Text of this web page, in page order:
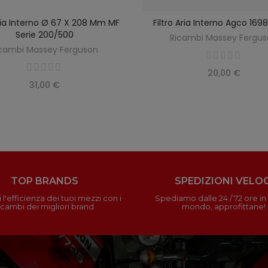
SCOPRIRE
Interno Ø 67 X 208 Mm MF
Serie 200/500
Massey Ferguson
31,00 €
AGGIUNGI AL
Filtro Aria Interno Agco
Ricambi Massey
20,00 €
TOP BRANDS
l'efficienza dei tuoi mezzi con i
dei migliori brand
SPEDIZIONI
Spediamo dalle 24 / 72 ore
mondo, approfittane!